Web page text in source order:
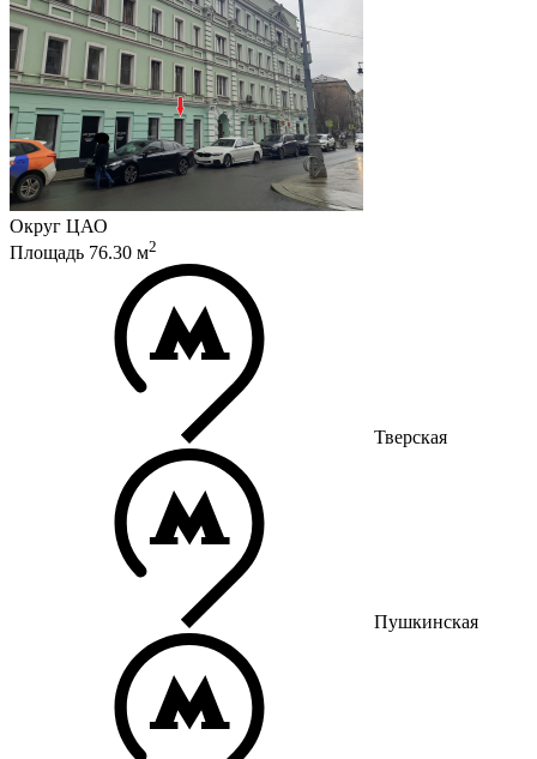
Округ ЦАО
Площадь 76.30 м2
Тверская
Пушкинская